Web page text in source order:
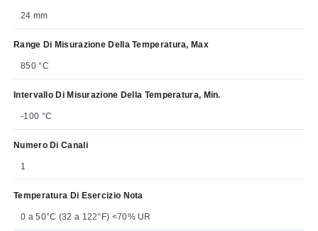
24 mm
Range Di Misurazione Della Temperatura, Max
850 °C
Intervallo Di Misurazione Della Temperatura, Min.
-100 °C
Numero Di Canali
1
Temperatura Di Esercizio Nota
0 a 50°C (32 a 122°F) <70% UR